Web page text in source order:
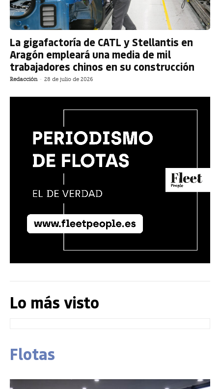
La gigafactoría de CATL y Stellantis en
Aragón empleará una media de mil
trabajadores chinos en su construcción
Redacción - 28 de julio de 2026
Lo más visto
Flotas